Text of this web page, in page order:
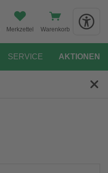
Merkzettel Warenkorb
SERVICE AKTIONEN